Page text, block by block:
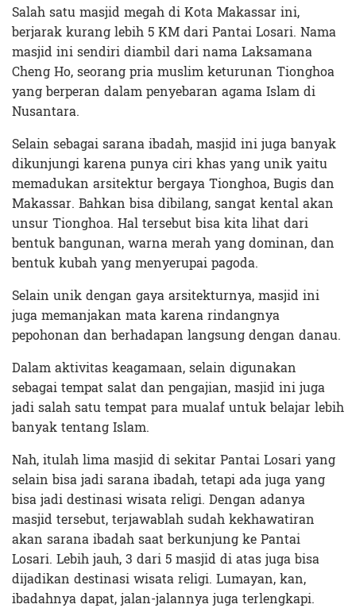
Salah satu masjid megah di Kota Makassar ini,
berjarak kurang lebih 5 KM dari Pantai Losari. Nama
masjid ini sendiri diambil dari nama Laksamana
Cheng Ho, seorang pria muslim keturunan Tionghoa
yang berperan dalam penyebaran agama Islam di
Nusantara.
Selain sebagai sarana ibadah, masjid ini juga banyak
dikunjungi karena punya ciri khas yang unik yaitu
memadukan arsitektur bergaya Tionghoa, Bugis dan
Makassar. Bahkan bisa dibilang, sangat kental akan
unsur Tionghoa. Hal tersebut bisa kita lihat dari
bentuk bangunan, warna merah yang dominan, dan
bentuk kubah yang menyerupai pagoda.
Selain unik dengan gaya arsitekturnya, masjid ini
juga memanjakan mata karena rindangnya
pepohonan dan berhadapan langsung dengan danau.
Dalam aktivitas keagamaan, selain digunakan
sebagai tempat salat dan pengajian, masjid ini juga
jadi salah satu tempat para mualaf untuk belajar lebih
banyak tentang Islam.
Nah, itulah lima masjid di sekitar Pantai Losari yang
selain bisa jadi sarana ibadah, tetapi ada juga yang
bisa jadi destinasi wisata religi. Dengan adanya
masjid tersebut, terjawablah sudah kekhawatiran
akan sarana ibadah saat berkunjung ke Pantai
Losari. Lebih jauh, 3 dari 5 masjid di atas juga bisa
dijadikan destinasi wisata religi. Lumayan, kan,
ibadahnya dapat, jalan-jalannya juga terlengkapi.